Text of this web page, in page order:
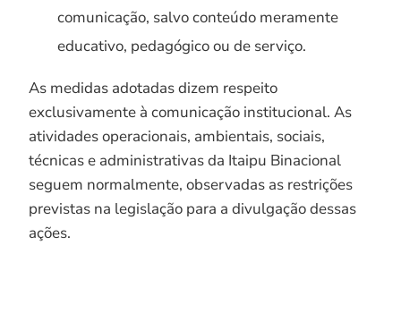
comunicação, salvo conteúdo meramente
educativo, pedagógico ou de serviço.
As medidas adotadas dizem respeito
exclusivamente à comunicação institucional. As
atividades operacionais, ambientais, sociais,
técnicas e administrativas da Itaipu Binacional
seguem normalmente, observadas as restrições
previstas na legislação para a divulgação dessas
ações.